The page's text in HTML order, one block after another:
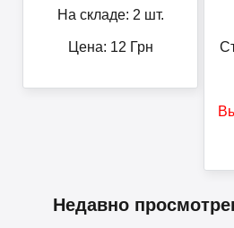
На складе: 2 шт.
Цена: 12 Грн
Недавно